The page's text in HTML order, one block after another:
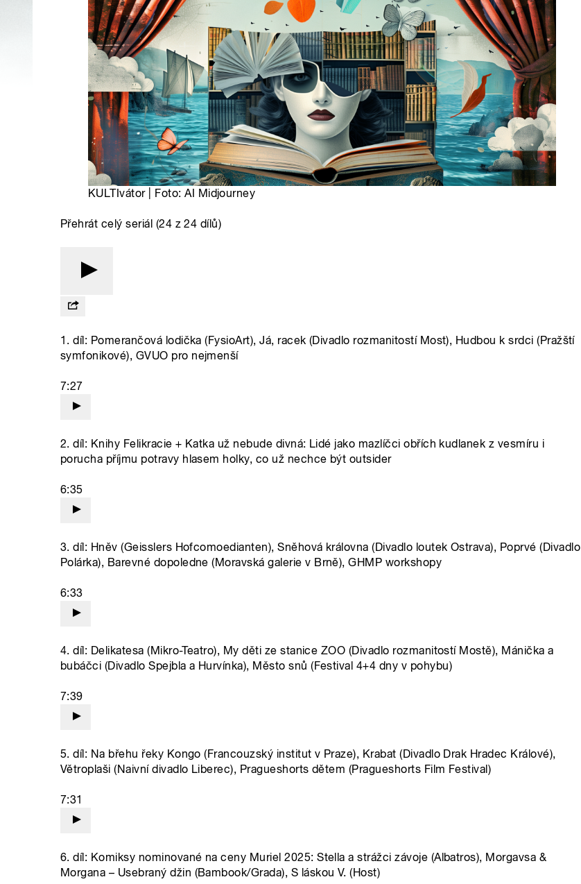
KULTIvátor | Foto: AI Midjourney
Přehrát celý seriál (24 z 24 dílů)
1. díl: Pomerančová lodička (FysioArt), Já, racek (Divadlo rozmanitostí Most), Hudbou k srdci (Pražští
symfonikové), GVUO pro nejmenší
7:27
2. díl: Knihy Felikracie + Katka už nebude divná: Lidé jako mazlíčci obřích kudlanek z vesmíru i
porucha příjmu potravy hlasem holky, co už nechce být outsider
6:35
3. díl: Hněv (Geisslers Hofcomoedianten), Sněhová královna (Divadlo loutek Ostrava), Poprvé (Divadlo
Polárka), Barevné dopoledne (Moravská galerie v Brně), GHMP workshopy
6:33
4. díl: Delikatesa (Mikro-Teatro), My děti ze stanice ZOO (Divadlo rozmanitostí Mostě), Mánička a
bubáčci (Divadlo Spejbla a Hurvínka), Město snů (Festival 4+4 dny v pohybu)
7:39
5. díl: Na břehu řeky Kongo (Francouzský institut v Praze), Krabat (Divadlo Drak Hradec Králové),
Větroplaši (Naivní divadlo Liberec), Pragueshorts dětem (Pragueshorts Film Festival)
7:31
6. díl: Komiksy nominované na ceny Muriel 2025: Stella a strážci závoje (Albatros), Morgavsa &
Morgana – Usebraný džin (Bambook/Grada), S láskou V. (Host)